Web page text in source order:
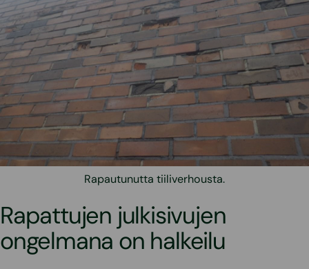
Rapautunutta tiiliverhousta.
Rapattujen julkisivujen
ongelmana on halkeilu